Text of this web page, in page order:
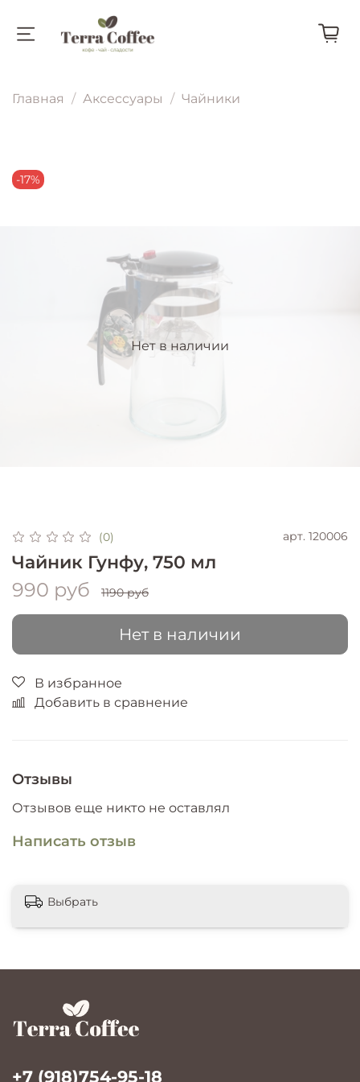
Главная Аксессуары Чайники
Нет в наличии
-17%
(0) арт. 120006
Чайник Гунфу, 750 мл
990 руб 1190 руб
Нет в наличии
В избранное
Добавить в сравнение
Отзывы
Отзывов еще никто не оставлял
Написать отзыв
Выбрать
+7 (918)754-95-18